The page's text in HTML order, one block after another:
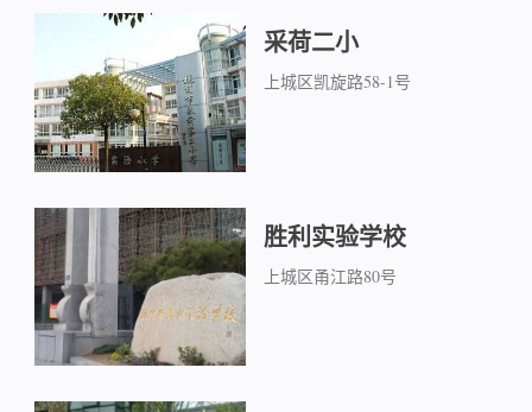
采荷二小
上城区凯旋路58-1号
胜利实验学校
上城区甬江路80号